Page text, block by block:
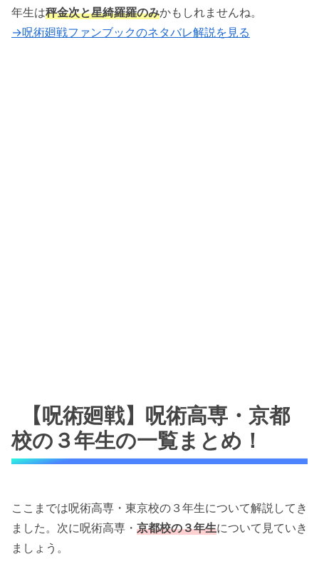
年生は秤金次と星綺羅羅のみかもしれませんね。
→呪術廻戦ファンブックのネタバレ解説を見る
【呪術廻戦】呪術高専・京都
校の３年生の一覧まとめ！
ここまでは呪術高専・東京校の３年生について解説してき
ました。次に呪術高専・ 京都校の３年生について見ていき
ましょう。